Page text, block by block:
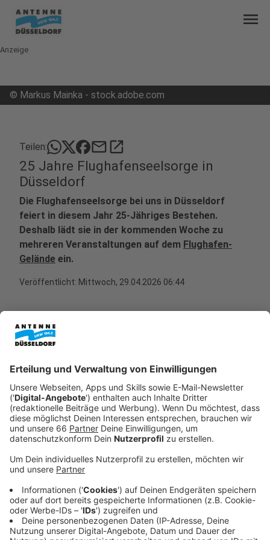
menu
Anzeige
© Markus Mainka - stock.adobe.com
Teilen: mailopen_in_new
25 Jahre Flughafenseelsorge in
Düsseldorf
Die Flughafenseelsorge bei uns in Düsseldorf
feiert in diesem Jahr 25-Jähriges Bestehen.
Deshalb lädt sie in der kommenden Woche zu
mehreren Veranstaltungen auf dem Flughafen-
Gelände ein.
Veröffentlicht: Mittwoch, 29.04.2026 06:44
25 Jahre Flughafenseelsorge
DieFlughafenseelsorgeam Düsseldorfer Flughafen
wird 25 Jahre alt - ein Gemeinschaftsprojekt der
Diakonie hier in Düsseldorf. Im letzten Jahr haben rund
ist die evangelische Seelsorgerin am Düsseldorfer
Flughafen und hat uns erklärt, was ihre Arbeit
ausmacht: